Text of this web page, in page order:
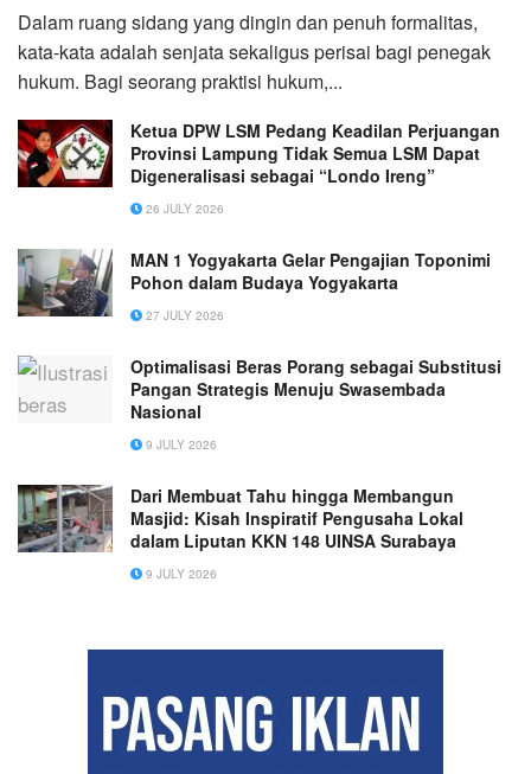
Dalam ruang sidang yang dingin dan penuh formalitas,
kata-kata adalah senjata sekaligus perisai bagi penegak
hukum. Bagi seorang praktisi hukum,...
Ketua DPW LSM Pedang Keadilan Perjuangan
Provinsi Lampung Tidak Semua LSM Dapat
Digeneralisasi sebagai “Londo Ireng”
26 JULY 2026
MAN 1 Yogyakarta Gelar Pengajian Toponimi
Pohon dalam Budaya Yogyakarta
27 JULY 2026
Optimalisasi Beras Porang sebagai Substitusi
Pangan Strategis Menuju Swasembada
Nasional
9 JULY 2026
Dari Membuat Tahu hingga Membangun
Masjid: Kisah Inspiratif Pengusaha Lokal
dalam Liputan KKN 148 UINSA Surabaya
9 JULY 2026